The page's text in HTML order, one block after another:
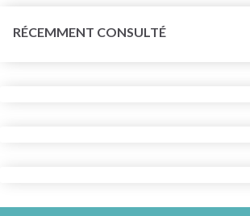
RÉCEMMENT CONSULTÉ